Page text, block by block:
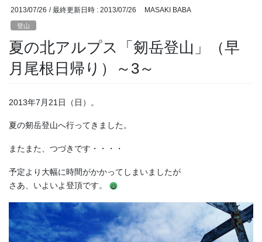
2013/07/26 / 最終更新日時 : 2013/07/26 MASAKI BABA
登山
夏の北アルプス「剱岳登山」（早
月尾根日帰り）～3～
2013年7月21日（日）。
夏の剱岳登山へ行ってきました。
またまた、つづきです・・・・
予定より大幅に時間がかかってしまいましたが
さあ、いよいよ登頂です。